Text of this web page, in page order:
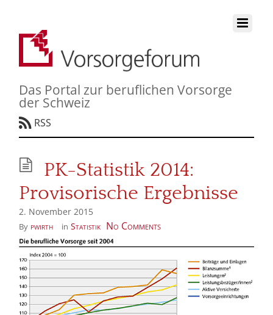
Das Portal zur beruflichen Vorsorge
der Schweiz
RSS
PK-Statistik 2014:
Provisorische Ergebnisse
2. November 2015
By pwirth in Statistik No Comments